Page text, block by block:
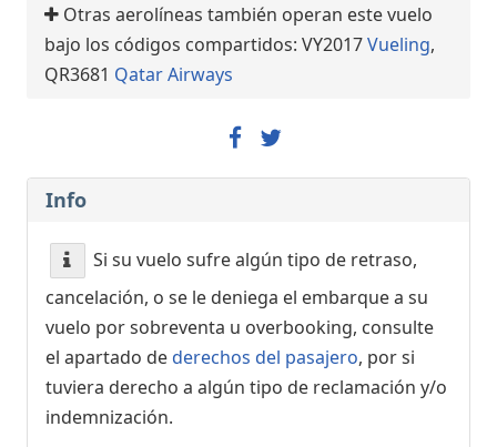
Otras aerolíneas también operan este vuelo
bajo los códigos compartidos: VY2017Vueling,
QR3681 Qatar Airways
Info
Si su vuelo sufre algún tipo de retraso,
cancelación, o se le deniega el embarque a su
vuelo por sobreventa u overbooking, consulte
el apartado dederechos del pasajero, por si
tuviera derecho a algún tipo de reclamación y/o
indemnización.